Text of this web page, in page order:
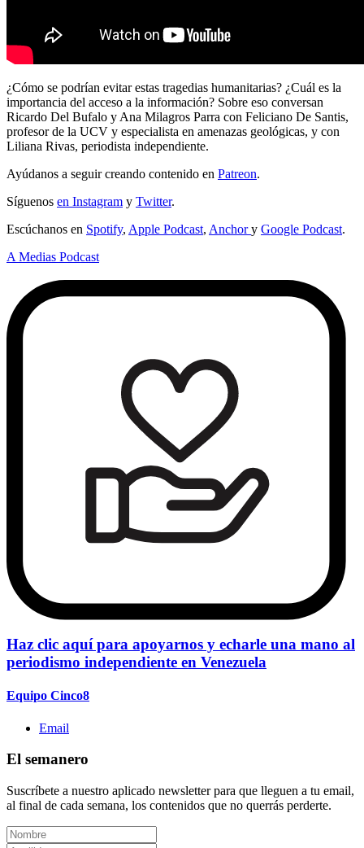
¿Cómo se podrían evitar estas tragedias humanitarias? ¿Cuál es la
importancia del acceso a la información? Sobre eso conversan
Ricardo Del Bufalo y Ana Milagros Parra con Feliciano De Santis,
profesor de la UCV y especialista en amenazas geológicas, y con
Liliana Rivas, periodista independiente.
Ayúdanos a seguir creando contenido en Patreon.
Síguenos en Instagram y Twitter.
Escúchanos en Spotify, Apple Podcast, Anchory Google Podcast.
A Medias Podcast
Haz clic aquí para apoyarnos y echarle una mano al
periodismo independiente en Venezuela
Equipo Cinco8
Email
El semanero
Suscríbete a nuestro aplicado newsletter para que lleguen a tu email,
al final de cada semana, los contenidos que no querrás perderte.